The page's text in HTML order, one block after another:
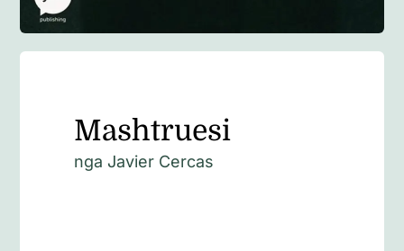
Mashtruesi
nga Javier Cercas